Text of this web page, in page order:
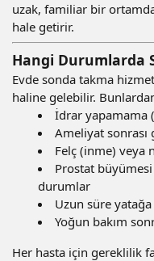
uzak, familiar bir
hale getirir.
Hangi Durumlarda
Evde sonda takma
haline gelebilir.
İdrar yapamama
Ameliyat sonrası
Felç (inme) veya
Prostat büyümesi
durumlar
Uzun süre
Yoğun bakım
Her hasta için gereklilik